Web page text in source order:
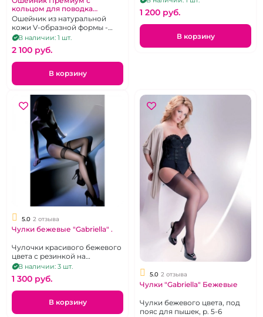
кольцом для поводка
"ИнтимХаус" двусторонний
черный внутри розовый
Ошейник из натуральной
кожи V-образной формы -
идет абсолютно всем
В наличии: 1 шт.
2 100 pуб.
В корзину
1 200 pуб.
В корзину
5.0 2 отзыва
Чулки бежевые "Gabriella" .
Чулочки красивого бежевого
цвета с резинкой на
силиконе. р. 1-2
В наличии: 3 шт.
1 300 pуб.
В корзину
5.0 2 отзыва
Чулки "Gabriella" Бежевые
Чулки бежевого цвета, под
пояс для пышек, р. 5-6